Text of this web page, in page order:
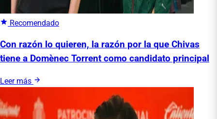
Recomendado
Con razón lo quieren, la razón por la que Chivas
tiene a Domènec Torrent como candidato principal
Leer más